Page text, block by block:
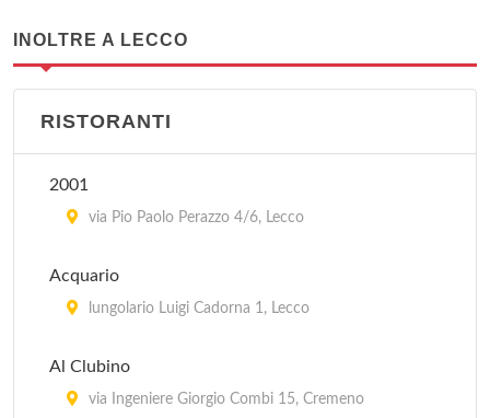
INOLTRE A LECCO
RISTORANTI
2001
via Pio Paolo Perazzo 4/6, Lecco
Acquario
lungolario Luigi Cadorna 1, Lecco
Al Clubino
via Ingeniere Giorgio Combi 15, Cremeno